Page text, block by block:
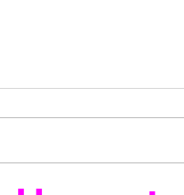
Fico már